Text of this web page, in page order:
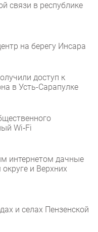
связи в республике
на берегу Инсара
доступ к
в Усть-Сарапулке
Wi‑Fi
интернетом дачные
и Верхних
и селах Пензенской